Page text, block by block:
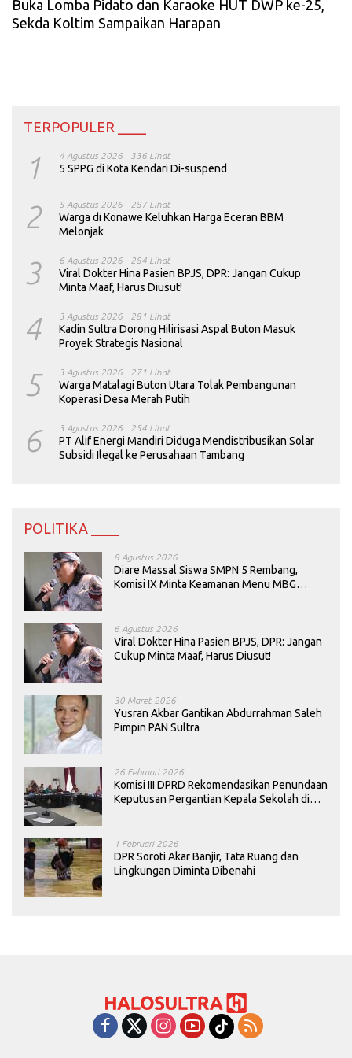
Buka Lomba Pidato dan Karaoke HUT DWP ke-25,
Sekda Koltim Sampaikan Harapan
TERPOPULER ____
1 4 Agustus 2026 336 Lihat
5 SPPG di Kota Kendari Di-suspend
2 5 Agustus 2026 287 Lihat
Warga di Konawe Keluhkan Harga Eceran BBM
Melonjak
3 6 Agustus 2026 284 Lihat
Viral Dokter Hina Pasien BPJS, DPR: Jangan Cukup
Minta Maaf, Harus Diusut!
4 3 Agustus 2026 281 Lihat
Kadin Sultra Dorong Hilirisasi Aspal Buton Masuk
Proyek Strategis Nasional
5 3 Agustus 2026 271 Lihat
Warga Matalagi Buton Utara Tolak Pembangunan
Koperasi Desa Merah Putih
6 3 Agustus 2026 254 Lihat
PT Alif Energi Mandiri Diduga Mendistribusikan Solar
Subsidi Ilegal ke Perusahaan Tambang
POLITIKA ____
8 Agustus 2026
Diare Massal Siswa SMPN 5 Rembang,
Komisi IX Minta Keamanan Menu MBG
6 Agustus 2026
Viral Dokter Hina Pasien BPJS, DPR: Jangan
Cukup Minta Maaf, Harus Diusut!
30 Maret 2026
Yusran Akbar Gantikan Abdurrahman Saleh
Pimpin PAN Sultra
26 Februari 2026
Komisi III DPRD Rekomendasikan Penundaan
Keputusan Pergantian Kepala Sekolah di
1 Februari 2026
DPR Soroti Akar Banjir, Tata Ruang dan
Lingkungan Diminta Dibenahi